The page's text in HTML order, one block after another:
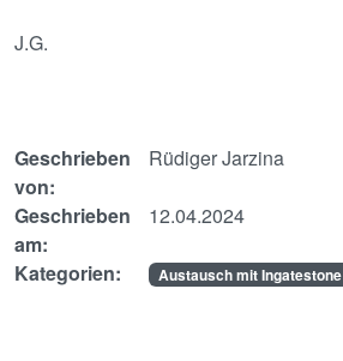
J.G.
Geschrieben
von:
Rüdiger Jarzina
Geschrieben
am:
12.04.2024
Kategorien: Austausch mit Ingatestone